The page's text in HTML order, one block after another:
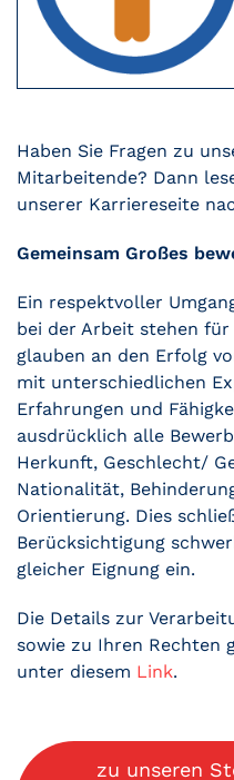
Haben Sie Fragen zu
Mitarbeitende? Dann
unserer Karriereseite
Gemeinsam Großes
Ein respektvoller
bei der Arbeit stehen
glauben an den Erfolg
mit unterschiedlichen
Erfahrungen und
ausdrücklich alle
Herkunft, Geschlecht/
Nationalität,
Orientierung. Dies
Berücksichtigung
gleicher Eignung ein.
Die Details zur
sowie zu Ihren Rechten
unter diesem Link.
zu unseren